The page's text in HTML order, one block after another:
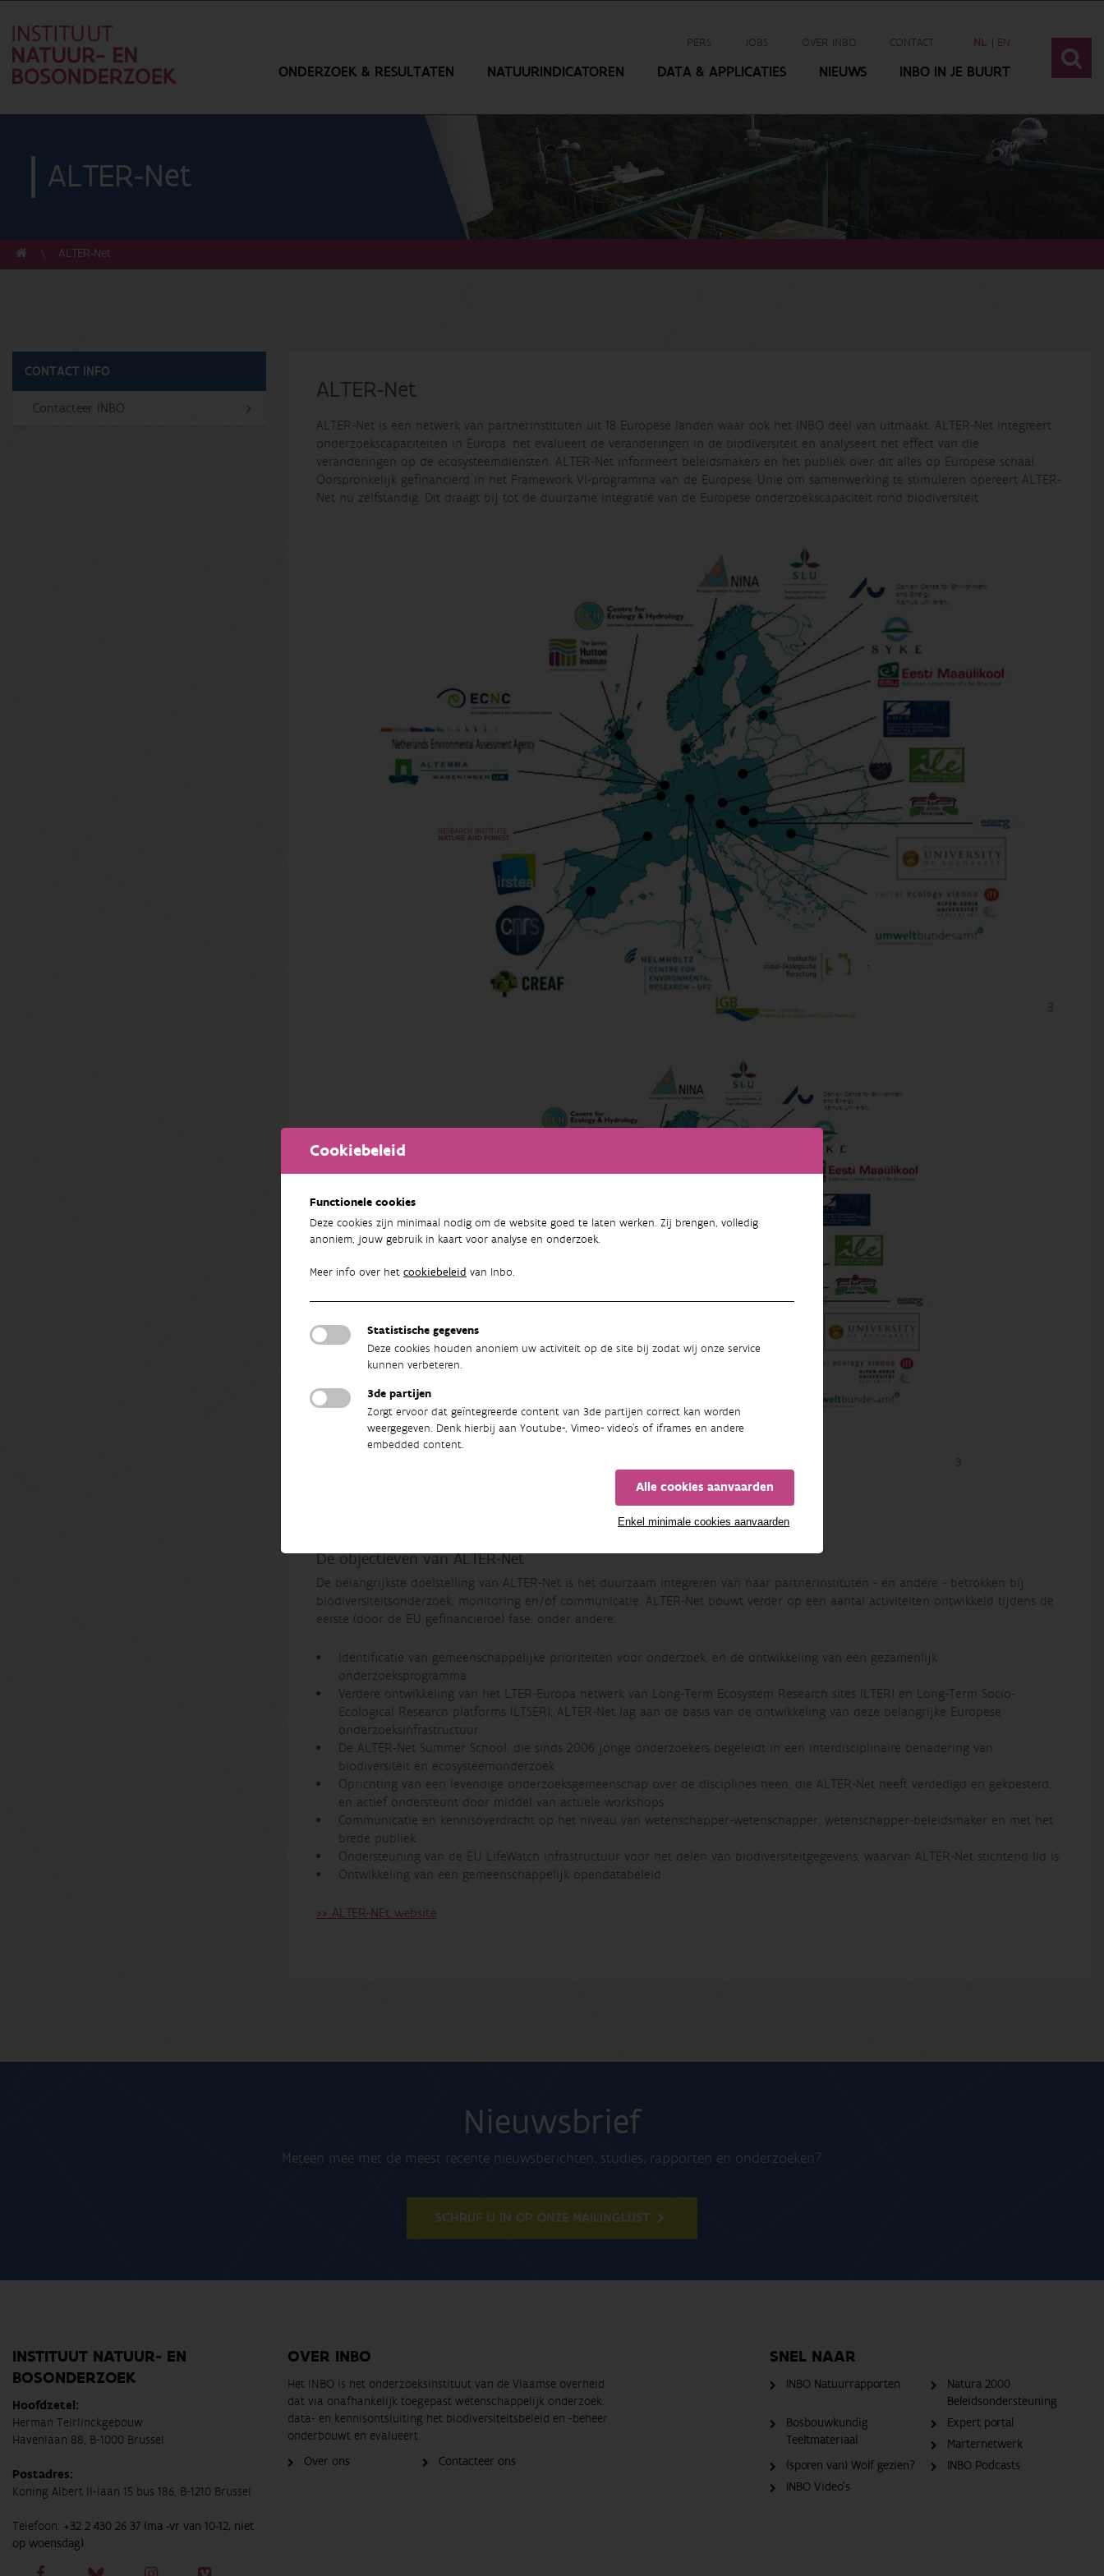
Cookiebeleid
Functionele cookies
Deze cookies zijn minimaal nodig om de website goed te laten werken. Zij brengen, volledig
anoniem, jouw gebruik in kaart voor analyse en onderzoek.
Meer info over het cookiebeleid van Inbo.
Statistische gegevens
Deze cookies houden anoniem uw activiteit op de site bij zodat wij onze service
kunnen verbeteren.
3de partijen
Zorgt ervoor dat geïntegreerde content van 3de partijen correct kan worden
weergegeven. Denk hierbij aan Youtube-, Vimeo- video's of iframes en andere
embedded content.
Alle cookies aanvaarden
Enkel minimale cookies aanvaarden
PERS JOBS OVER INBO CONTACT NL EN
ONDERZOEK & RESULTATEN NATUURINDICATOREN DATA & APPLICATIES NIEUWS INBO IN JE BUURT
ALTER-Net
ALTER-Net
CONTACT INFO
Contacteer INBO
ALTER-Net
ALTER-Net is een netwerk van partnerinstituten uit 18 Europese landen waar ook het INBO deel van uitmaakt. ALTER-Net integreert
onderzoekscapaciteiten in Europa: het evalueert de veranderingen in de biodiversiteit en analyseert het effect van die
veranderingen op de ecosysteemdiensten. ALTER-Net informeert beleidsmakers en het publiek over dit alles op Europese schaal.
Oorspronkelijk gefinancierd in het Framework VI-programma van de Europese Unie om samenwerking te stimuleren opereert ALTER-
Net nu zelfstandig. Dit draagt bij tot de duurzame integratie van de Europese onderzoekscapaciteit rond biodiversiteit.
De objectieven van ALTER-Net
De belangrijkste doelstelling van ALTER-Net is het duurzaam integreren van haar partnerinstituten - en andere - betrokken bij
biodiversiteitsonderzoek, monitoring en/of communicatie. ALTER-Net bouwt verder op een aantal activiteiten ontwikkeld tijdens de
eerste (door de EU gefinancierde) fase, onder andere:
Identificatie van gemeenschappelijke prioriteiten voor onderzoek, en de ontwikkeling van een gezamenlijk
onderzoeksprogramma
Verdere ontwikkeling van het LTER-Europa netwerk van Long-Term Ecosystem Research sites (LTER) en Long-Term Socio-
Ecological Research platforms (LTSER); ALTER-Net lag aan de basis van de ontwikkeling van deze belangrijke Europese
onderzoeksinfrastructuur
De ALTER-Net Summer School, die sinds 2006 jonge onderzoekers begeleidt in een interdisciplinaire benadering van
biodiversiteit en ecosysteemonderzoek
Oprichting van een levendige onderzoeksgemeenschap over de disciplines heen, die ALTER-Net heeft verdedigd en gekoesterd,
en actief ondersteunt door middel van actuele workshops
Communicatie en kennisoverdracht op het niveau van wetenschapper-wetenschapper, wetenschapper-beleidsmaker en met het
brede publiek
Ondersteuning van de EU LifeWatch infrastructuur voor het delen van biodiversiteitgegevens, waarvan ALTER-Net stichtend lid is
Ontwikkeling van een gemeenschappelijk opendatabeleid
>> ALTER-NEt website
Nieuwsbrief
Meteen mee met de meest recente nieuwsberichten, studies, rapporten en onderzoeken?
SCHRIJF U IN OP ONZE MAILINGLIJST
INSTITUUT NATUUR- EN
BOSONDERZOEK
Hoofdzetel:
Herman Teirlinckgebouw
Havenlaan 88, B-1000 Brussel
Postadres:
Koning Albert II-laan 15 bus 186, B-1210 Brussel
Telefoon: +32 2 430 26 37 (ma -vr van 10-12, niet
op woensdag)
OVER INBO
Het INBO is het onderzoeksinstituut van de Vlaamse overheid
dat via onafhankelijk toegepast wetenschappelijk onderzoek,
data- en kennisontsluiting het biodiversiteitsbeleid en -beheer
onderbouwt en evalueert.
Over ons
Contacteer ons
SNEL NAAR
INBO Natuurrapporten
Natura 2000
Beleidsondersteuning
Bosbouwkundig
Teeltmateriaal
Expert portal
Marternetwerk
(sporen van) Wolf gezien?
INBO Podcasts
INBO Video's